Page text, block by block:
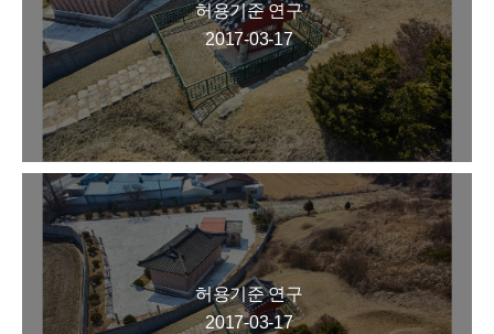
허용기준 연구
2017-03-17
허용기준 연구
2017-03-17